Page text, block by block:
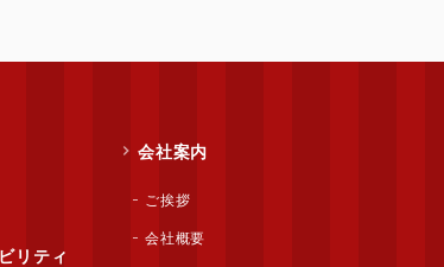
リティ
会社案内
ご挨拶
会社概要